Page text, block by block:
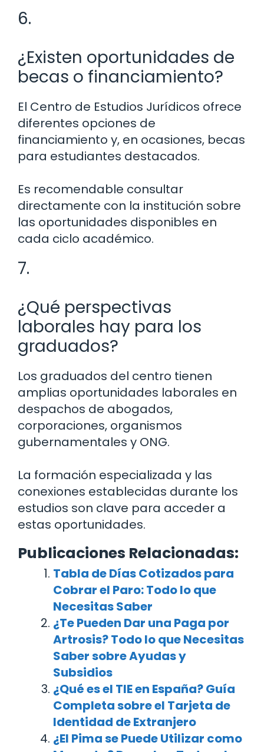
6.
¿Existen oportunidades de
becas o financiamiento?
El Centro de Estudios Jurídicos ofrece
diferentes opciones de
financiamiento y, en ocasiones, becas
para estudiantes destacados.
Es recomendable consultar
directamente con la institución sobre
las oportunidades disponibles en
cada ciclo académico.
7.
¿Qué perspectivas
laborales hay para los
graduados?
Los graduados del centro tienen
amplias oportunidades laborales en
despachos de abogados,
corporaciones, organismos
gubernamentales y ONG.
La formación especializada y las
conexiones establecidas durante los
estudios son clave para acceder a
estas oportunidades.
Publicaciones Relacionadas:
Tabla de Días Cotizados para
Cobrar el Paro: Todo lo que
Necesitas Saber
¿Te Pueden Dar una Paga por
Artrosis? Todo lo que Necesitas
Saber sobre Ayudas y
Subsidios
¿Qué es el TIE en España? Guía
Completa sobre el Tarjeta de
Identidad de Extranjero
¿El Pima se Puede Utilizar como